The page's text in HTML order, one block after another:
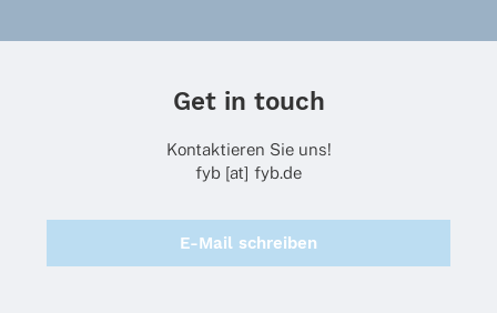
Get in touch
Kontaktieren Sie uns!
fyb [at] fyb.de
E-Mail schreiben